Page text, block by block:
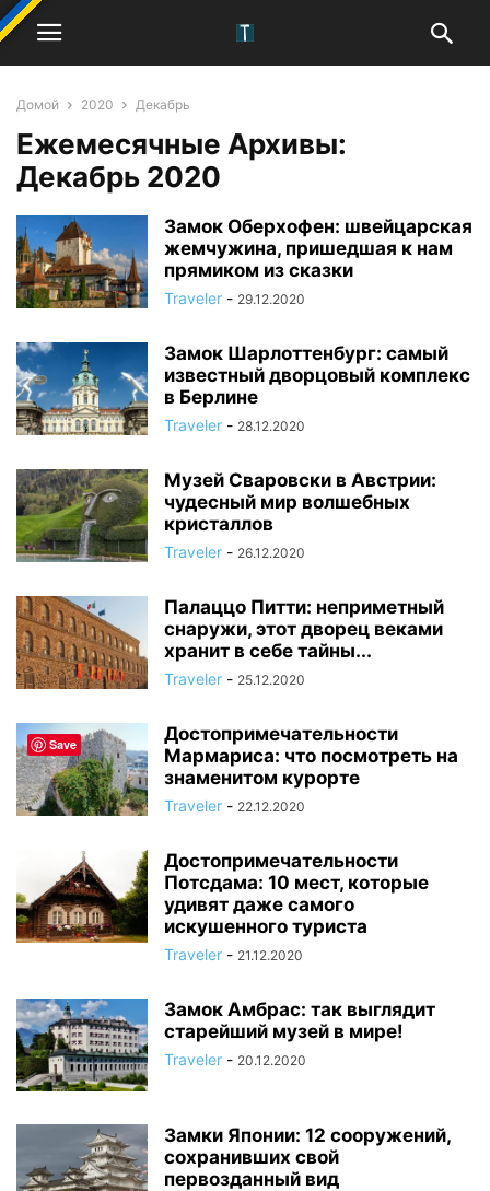
Домой 2020 Декабрь
Ежемесячные Архивы:
Декабрь 2020
Замок Оберхофен: швейцарская
жемчужина, пришедшая к нам
прямиком из сказки
Traveler - 29.12.2020
Замок Шарлоттенбург: самый
известный дворцовый комплекс
в Берлине
Traveler - 28.12.2020
Музей Сваровски в Австрии:
чудесный мир волшебных
кристаллов
Traveler - 26.12.2020
Палаццо Питти: неприметный
снаружи, этот дворец веками
хранит в себе тайны...
Traveler - 25.12.2020
Достопримечательности
Мармариса: что посмотреть на
знаменитом курорте
Traveler - 22.12.2020
Достопримечательности
Потсдама: 10 мест, которые
удивят даже самого
искушенного туриста
Traveler - 21.12.2020
Замок Амбрас: так выглядит
старейший музей в мире!
Traveler - 20.12.2020
Замки Японии: 12 сооружений,
сохранивших свой
первозданный вид
Save